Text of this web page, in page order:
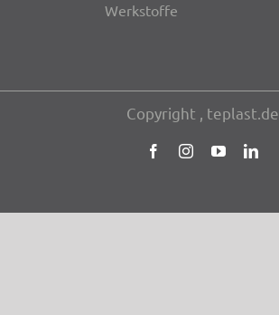
Werk­stoffe
Copy­right , teplast.de